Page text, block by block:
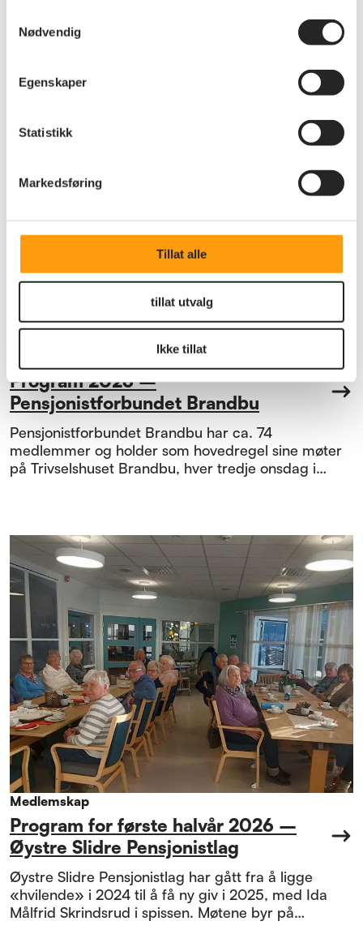
Nødvendig
Egenskaper
Statistikk
Markedsføring
Tillat alle
tillat utvalg
Ikke tillat
medlemmer.
Program 2026 –
Pensjonistforbundet Brandbu
Pensjonistforbundet Brandbu har ca. 74
medlemmer og holder som hovedregel sine møter
på Trivselshuset Brandbu, hver tredje onsdag i
Medlemskap
Program for første halvår 2026 –
Øystre Slidre Pensjonistlag
Øystre Slidre Pensjonistlag har gått fra å ligge
«hvilende» i 2024 til å få ny giv i 2025, med Ida
Målfrid Skrindsrud i spissen. Møtene byr på